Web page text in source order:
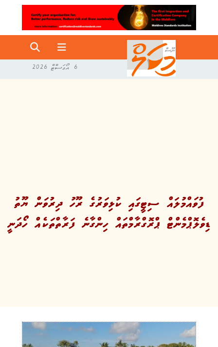
6 އޯގަސްޓް 2026
ފުވައްމުލައް ސިޓީގައި ކުޅިވަރުގެ ރޫހު ދިރުވަން ޔޫތު
ޑިވެލޮޕްމެންޓް ޕްރޮގްރާމްތައް ހިންގާނެ ފަރާތްތަކެއް ހޯދަނީ